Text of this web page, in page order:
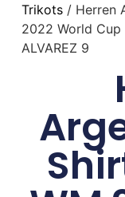
Trikots/ Herren
2022 World
ALVAREZ 9